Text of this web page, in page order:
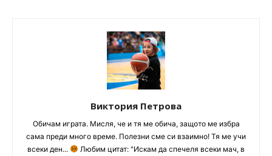
Виктория Петрова
Обичам играта. Мисля, че и тя ме обича, защото ме избра
сама преди много време. Полезни сме си взаимно! Тя ме учи
всеки ден...
Любим цитат: "Искам да спечеля всеки мач, в